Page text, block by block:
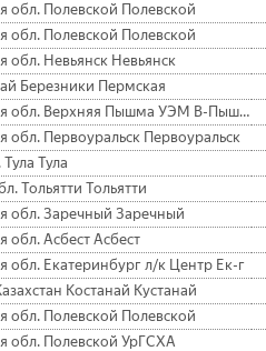
обл. Полевской Полевской
обл. Полевской Полевской
обл. Невьянск Невьянск
Березники Пермская
Свердловская обл. Верхняя Пышма УЭМ В-Пышма
обл. Первоуральск Первоуральск
Тула
Тольятти Тольятти
обл. Заречный Заречный
обл. Асбест Асбест
обл. Екатеринбург л/к Центр Ек-г
Костанай Кустанай
обл. Полевской Полевской
обл. Полевской УрГСХА